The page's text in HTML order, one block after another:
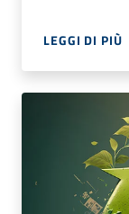
LEGGI DI PIÙ